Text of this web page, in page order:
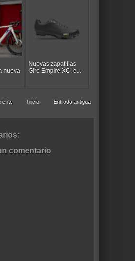
nueva
Nuevas zapatillas
Giro Empire XC: e...
Entrada antigua
Inicio
comentario